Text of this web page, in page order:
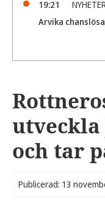
19:21
Arvika
och tar
Publicerad: 13